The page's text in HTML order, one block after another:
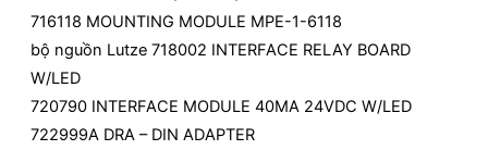
716118 MOUNTING MODULE MPE-1-6118
bộ nguồn Lutze 718002 INTERFACE RELAY BOARD
W/LED
720790 INTERFACE MODULE 40MA 24VDC W/LED
722999A DRA – DIN ADAPTER